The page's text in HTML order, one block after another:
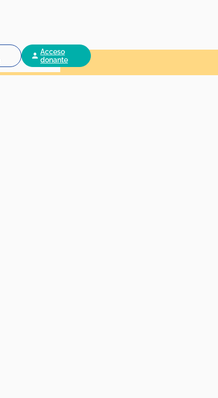
Acceso
donante